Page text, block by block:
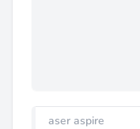
aser aspire